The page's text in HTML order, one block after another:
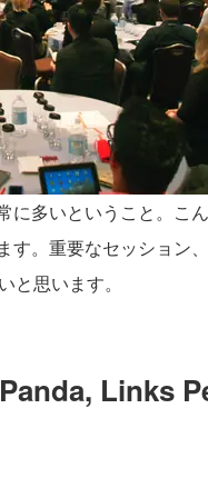
多いということ。こ
す。重要なセッション
思います。
Links